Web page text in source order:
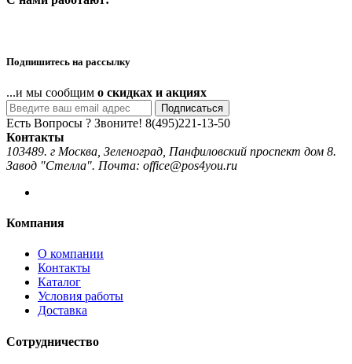
Подпишитесь на рассылку
...и мы сообщим о скидках и акциях
Подписаться
Есть Вопросы ? Звоните! 8(495)221-13-50
Контакты
103489. г Москва, Зеленоград, Панфиловский проспект дом 8.
Завод "Стелла". Почта: office@pos4you.ru
Компания
О компании
Контакты
Каталог
Условия работы
Доставка
Сотрудничество